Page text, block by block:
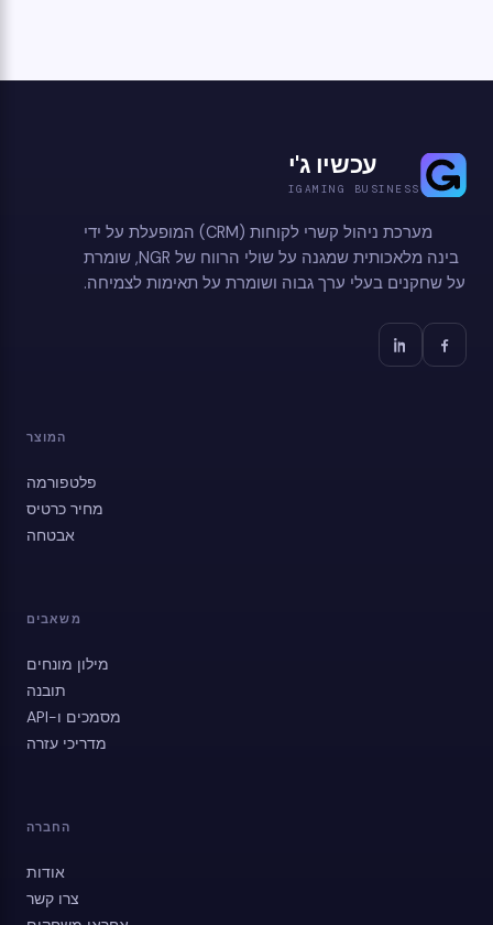
עכשיו ג'י
IGAMING BUSINESS
מערכת ניהול קשרי לקוחות (CRM) המופעלת על ידי
בינה מלאכותית שמגנה על שולי הרווח של NGR, שומרת
על שחקנים בעלי ערך גבוה ושומרת על תאימות לצמיחה.
המוצר
פלטפורמה
מחיר כרטיס
אבטחה
משאבים
מילון מונחים
תובנה
מסמכים ו-API
מדריכי עזרה
החברה
אודות
צרו קשר